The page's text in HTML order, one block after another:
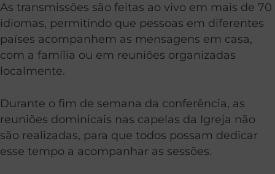
As transmissões são feitas ao vivo em mais de 70
idiomas, permitindo que pessoas em diferentes
países acompanhem as mensagens em casa,
com a família ou em reuniões organizadas
localmente.
Durante o fim de semana da conferência, as
reuniões dominicais nas capelas da Igreja não
são realizadas, para que todos possam dedicar
esse tempo a acompanhar as sessões.